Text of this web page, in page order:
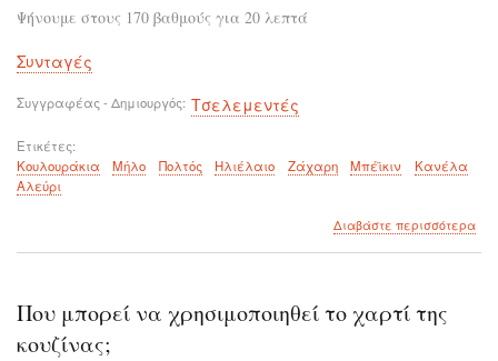
Ψήνουμε στους 170 βαθμούς για 20 λεπτά
Συνταγές
Συγγραφέας - Δημιουργός Τσελεμεντές
Ετικέτες
Κουλουράκια
Μήλο Πολτός Ηλιέλαιο Ζάχαρη Μπέϊκιν
Κανέλα
Αλεύρι
Διαβάστε περισσότεραγια
Που μπορεί να χρησιμοποιηθεί το χαρτί της
κουζίνας;